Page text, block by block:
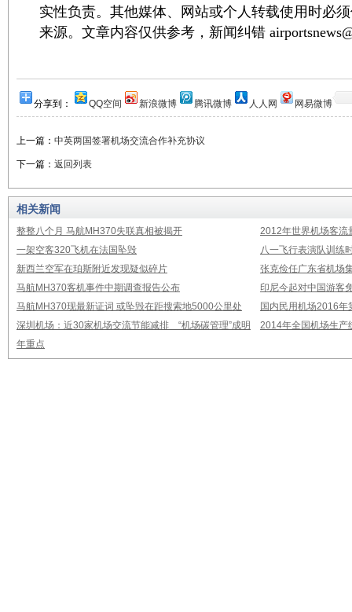
实性负责。其他媒体、网站或个人转载使用时必
来源。文章内容仅供参考，新闻纠错
分享到： QQ空间 新浪微博 腾讯微博 人人网 网易微博
上一篇： 中英两国签署机场交流合作补充协议
下一篇： 返回列表
相关新闻
整整八个月 马航MH370失联真相被揭开
2012年世界机场客流
一架空客320飞机在法国坠毁
八一飞行表演队训练
新西兰空军在珀斯附近发现疑似碎片
张克俭任广东省机场
马航MH370客机事件中期调查报告公布
印尼今起对中国游客
马航MH370现最新证词 或坠毁在距搜索地5000公里处
国内民用机场2016年
深圳机场：近30家机场交流节能减排 “机场碳管理”成明
年重点
2014年全国机场生产